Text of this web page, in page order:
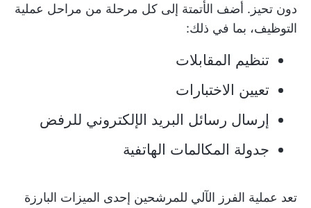
دون تحيز. أضف الأتمتة إلى كل مرحلة من مراحل عملية
التوظيف، بما في ذلك:
تنظيم المقابلات
تعيين الاختبارات
إرسال رسائل البريد الإلكتروني للرفض
جدولة المكالمات الهاتفية
تعد عملية الفرز الآلي للمرشحين إحدى الميزات البارزة